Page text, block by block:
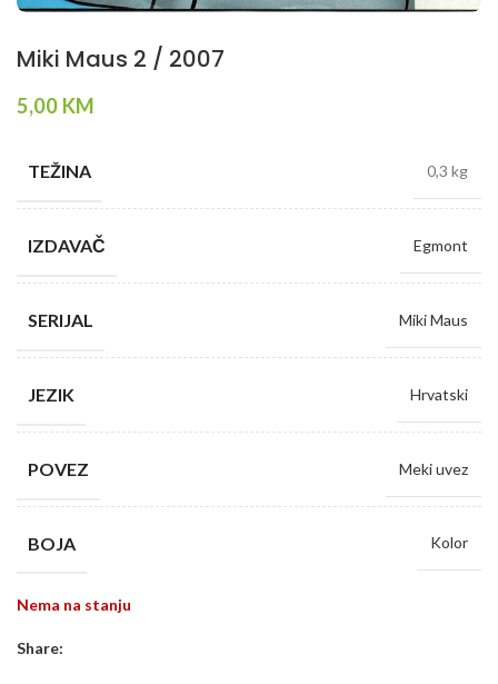
Miki Maus 2 / 2007
5,00 KM
TEŽINA 0,3 kg
IZDAVAČ Egmont
SERIJAL Miki Maus
JEZIK Hrvatski
POVEZ Meki uvez
BOJA Kolor
Nema na stanju
Share: